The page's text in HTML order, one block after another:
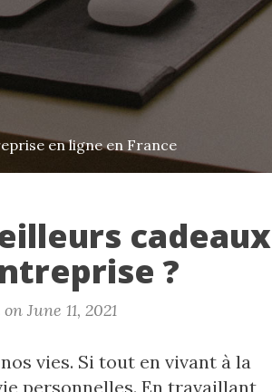
en ligne en France
cadeaux
?
on June 11, 2021
vies. Si tout en vivant à la
personnelles. En travaillant